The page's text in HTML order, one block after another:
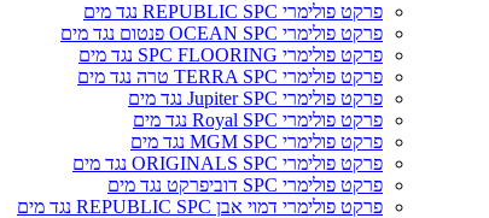
פרקט פולימרי REPUBLIC SPC נגד מים
פרקט פולימרי OCEAN SPC פנטום נגד מים
פרקט פולימרי SPC FLOORING נגד מים
פרקט פולימרי TERRA SPC טרה נגד מים
פרקט פולימרי Jupiter SPC נגד מים
פרקט פולימרי Royal SPC נגד מים
פרקט פולימרי MGM SPC נגד מים
פרקט פולימרי ORIGINALS SPC נגד מים
פרקט פולימרי SPC דוביפרקט נגד מים
פרקט פולימרי דמוי אבן REPUBLIC SPC נגד מים